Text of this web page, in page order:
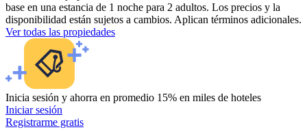
base en una estancia de 1 noche para 2 adultos. Los precios y la
disponibilidad están sujetos a cambios. Aplican términos adicionales.
Ver todas las propiedades
Inicia sesión y ahorra en promedio 15% en miles de hoteles
Iniciar sesión
Registrarme gratis